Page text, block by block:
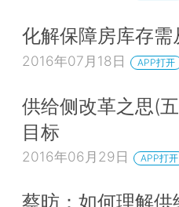
化解保障房库存
2016年07月18日 APP打开
供给侧改革之思(
目标
2016年06月29日 APP打开
蔡昉：如何理解